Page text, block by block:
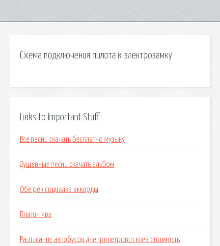
Схема подключения пилота к электрозамку
Links to Important Stuff
Все песни скачать бесплатно музыку
Душевные песни скачать альбом
Обе рек социалка аккорды
Плагин ява
Расписание автобусов днепропетровск киев стоимость